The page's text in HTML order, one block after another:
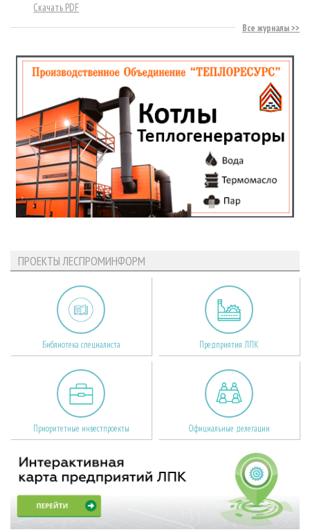
Скачать PDF
Все журналы
ПРОЕКТЫ ЛЕСПРОМИНФОРМ
Библиотека специалиста Предприятия ЛПК
Приоритетные инвестпроекты Официальные делегации